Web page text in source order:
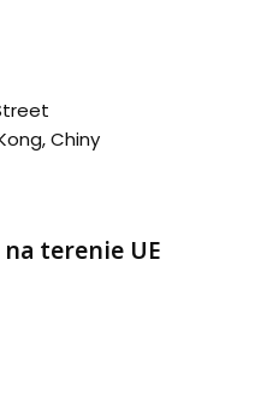
Chiny
terenie UE